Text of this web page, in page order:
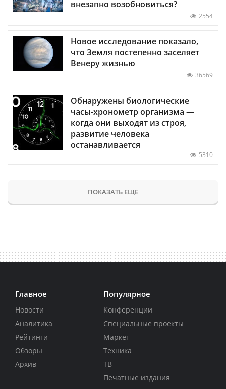
внезапно возобновиться?
2554
Новое исследование показало,
что Земля постепенно заселяет
Венеру жизнью
36569
Обнаружены биологические
часы-хронометр организма —
когда они выходят из строя,
развитие человека
останавливается
5310
ПОКАЗАТЬ ЕЩЕ
Главное
Новости
Аналитика
Рейтинги
Обзоры
Архив
Популярное
Конференции
Специальные проекты
Маркет
Техника
ТВ
Печатные издания